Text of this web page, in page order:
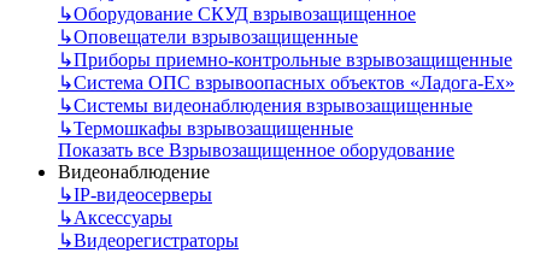
↳Оборудование СКУД взрывозащищенное
↳Оповещатели взрывозащищенные
↳Приборы приемно-контрольные взрывозащищенные
↳Система ОПС взрывоопасных объектов «Ладога-Ex»
↳Системы видеонаблюдения взрывозащищенные
↳Термошкафы взрывозащищенные
Показать все Взрывозащищенное оборудование
Видеонаблюдение
↳IP-видеосерверы
↳Аксессуары
↳Видеорегистраторы